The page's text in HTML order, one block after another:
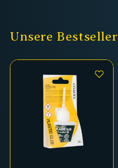
Unsere Bestseller